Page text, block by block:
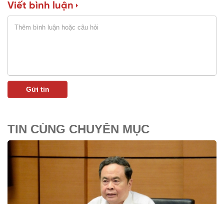
Viết bình luận
TIN CÙNG CHUYÊN MỤC